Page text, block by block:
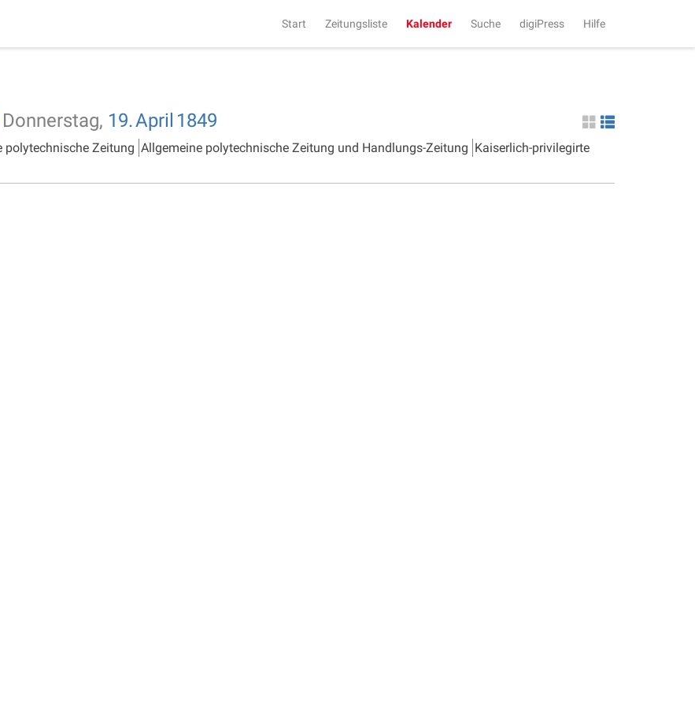
Start Zeitungsliste Kalender Suche digiPress Hilfe
Donnerstag, 19.April 1849
polytechnische Zeitung Allgemeine polytechnische Zeitung und Handlungs-Zeitung Kaiserlich-privilegirte